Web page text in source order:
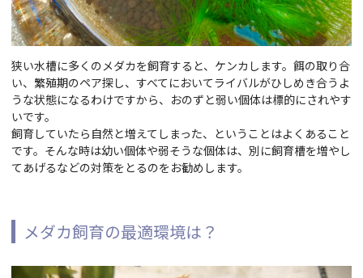
狭い水槽に多くのメダカを飼育すると、ケンカします。餌の取り合
い、繁殖期のペア探し、すべてにおいてライバルがひしめき合うよ
うな状態になるわけですから、おのずと弱い個体は標的にされやす
いです。
飼育していたら自然と増えてしまった、ということはよくあること
です。そんな時は幼い個体や弱そうな個体は、別に飼育槽を増やし
てあげるなどの対策をとるのをお勧めします。
メダカ飼育の最適環境は？